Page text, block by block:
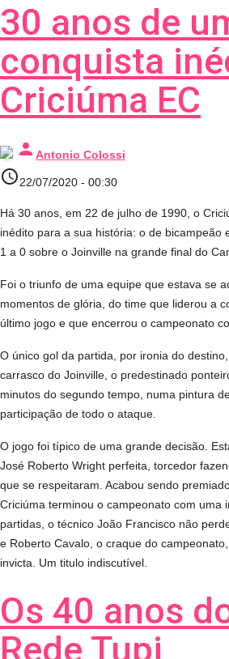
30 anos de
conquista
Criciúma EC
person Antonio Colossi
access_time22/07/2020 - 00:30
Há 30 anos, em 22 de julho de 1990, o
inédito para a sua história: o de bicampeão
1 a 0 sobre o Joinville na grande final do
Foi o triunfo de uma equipe que estava se
momentos de glória, do time que liderou a
último jogo e que encerrou o campeonato
O único gol da partida, por ironia do
carrasco do Joinville, o predestinado
minutos do segundo tempo, numa pintura
participação de todo o ataque.
O jogo foi típico de uma grande decisão.
José Roberto Wright perfeita, torcedor
que se respeitaram. Acabou sendo
Criciúma terminou o campeonato com uma
partidas, o técnico João Francisco não
e Roberto Cavalo, o craque do
invicta. Um titulo indiscutível.
Os 40 anos
Rede Tupi